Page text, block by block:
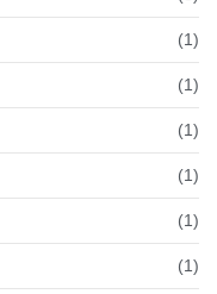
(1)
(1)
(1)
(1)
(1)
(1)